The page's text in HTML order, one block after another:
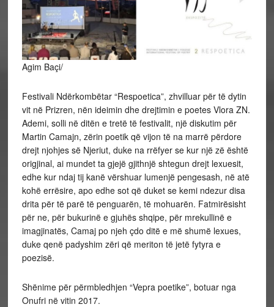
Agim Baçi/
Festivali Ndërkombëtar “Respoetica”, zhvilluar për të dytin
vit në Prizren, nën ideimin dhe drejtimin e poetes Vlora ZN.
Ademi, solli në ditën e tretë të festivalit, një diskutim për
Martin Camajn, zërin poetik që vijon të na marrë përdore
drejt njohjes së Njeriut, duke na rrëfyer se kur një zë është
origjinal, ai mundet ta gjejë gjithnjë shtegun drejt lexuesit,
edhe kur ndaj tij kanë vërshuar lumenjë pengesash, në atë
kohë errësire, apo edhe sot që duket se kemi ndezur disa
drita për të parë të penguarën, të mohuarën. Fatmirësisht
për ne, për bukurinë e gjuhës shqipe, për mrekullinë e
imagjinatës, Camaj po njeh çdo ditë e më shumë lexues,
duke qenë padyshim zëri që meriton të jetë fytyra e
poezisë.
Shënime për përmbledhjen “Vepra poetike”, botuar nga
Onufri në vitin 2017.